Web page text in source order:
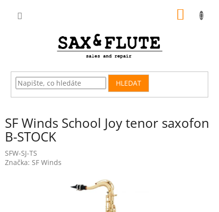
HLEDAT
SF Winds School Joy tenor saxofon
B-STOCK
SFW-SJ-TS
Značka: SF Winds